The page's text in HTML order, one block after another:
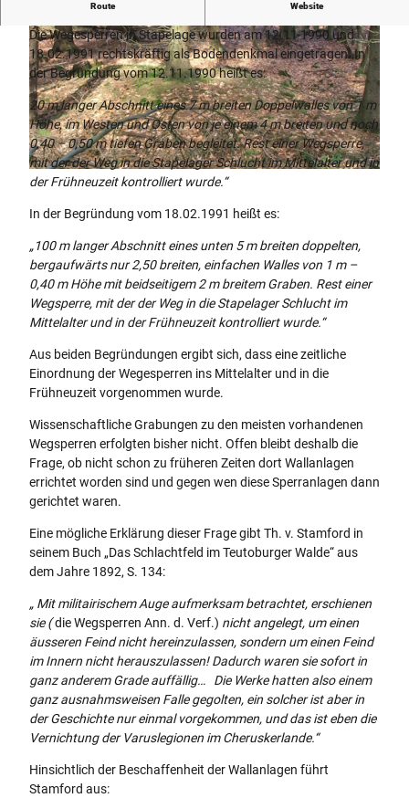
© Thevis, Thevis |CC-BY-SA
© Thevis, Thevis | CC-BY-SA
Route Website
Die Wegesperren in Stapelage wurden am 12.11 1990 und
18.02.1991 rechtskräftig als Bodendenkmal eingetragen. In
der Begründung vom 12.11.1990 heißt es:
20 m langer Abschnitt eines 7 m breiten Doppelwalles von 1 m
Höhe, im Westen und Osten von je einem 4 m breiten und noch
0,40 – 0,50 m tiefen Graben begleitet. Rest einer Wegsperre,
mit der der Weg in die Stapelager Schlucht im Mittelalter und in
der Frühneuzeit kontrolliert wurde.“
In der Begründung vom 18.02.1991 heißt es:
„100 m langer Abschnitt eines unten 5 m breiten doppelten,
bergaufwärts nur 2,50 breiten, einfachen Walles von 1 m –
0,40 m Höhe mit beidseitigem 2 m breitem Graben. Rest einer
Wegsperre, mit der der Weg in die Stapelager Schlucht im
Mittelalter und in der Frühneuzeit kontrolliert wurde.“
Aus beiden Begründungen ergibt sich, dass eine zeitliche
Einordnung der Wegesperren ins Mittelalter und in die
Frühneuzeit vorgenommen wurde.
Wissenschaftliche Grabungen zu den meisten vorhandenen
Wegsperren erfolgten bisher nicht. Offen bleibt deshalb die
Frage, ob nicht schon zu früheren Zeiten dort Wallanlagen
errichtet worden sind und gegen wen diese Sperranlagen dann
gerichtet waren.
Eine mögliche Erklärung dieser Frage gibt Th. v. Stamford in
seinem Buch „Das Schlachtfeld im Teutoburger Walde“ aus
dem Jahre 1892, S. 134:
„ Mit militairischem Auge aufmerksam betrachtet, erschienen
sie (die Wegsperren Ann. d. Verf.) nicht angelegt, um einen
äusseren Feind nicht hereinzulassen, sondern um einen Feind
im Innern nicht herauszulassen! Dadurch waren sie sofort in
ganz anderem Grade auffällig… Die Werke hatten also einem
ganz ausnahmsweisen Falle gegolten, ein solcher ist aber in
der Geschichte nur einmal vorgekommen, und das ist eben die
Vernichtung der Varuslegionen im Cheruskerlande.“
Hinsichtlich der Beschaffenheit der Wallanlagen führt
Stamford aus: